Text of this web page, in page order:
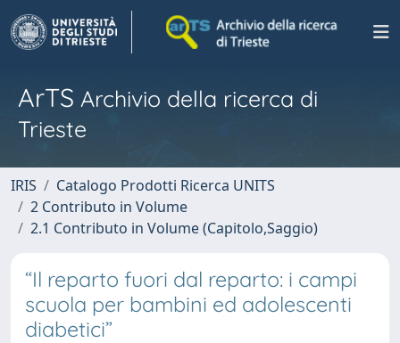
ArTS Archivio della ricerca di
Trieste
IRIS
Catalogo Prodotti Ricerca UNITS
2 Contributo in Volume
2.1 Contributo in Volume (Capitolo,Saggio)
“Il reparto fuori dal reparto: i campi
scuola per bambini ed adolescenti
diabetici”